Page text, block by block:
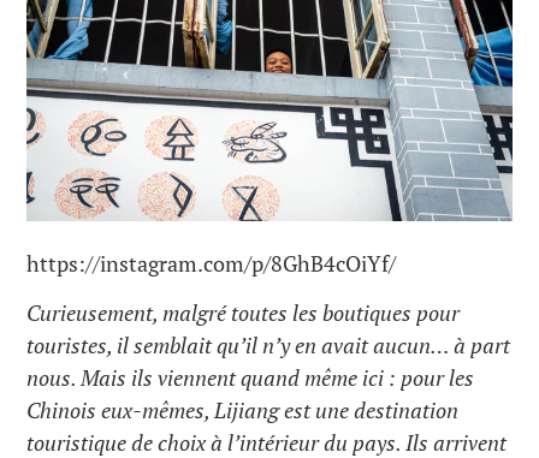
https://instagram.com/p/8GhB4cOiYf/
Curieusement, malgré toutes les boutiques pour
touristes, il semblait qu’il n’y en avait aucun… à part
nous. Mais ils viennent quand même ici : pour les
Chinois eux-mêmes, Lijiang est une destination
touristique de choix à l’intérieur du pays. Ils arrivent